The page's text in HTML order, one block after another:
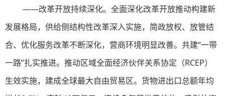
——改革开放持续深化。全面深化改革开放推动构建新
发展格局，供给侧结构性改革深入实施，简政放权、放管结
合、优化服务改革不断深化，营商环境明显改善。共建“一带
一路”扎实推进。推动区域全面经济伙伴关系协定（RCEP）
生效实施，建成全球最大自由贸易区。货物进出口总额年均